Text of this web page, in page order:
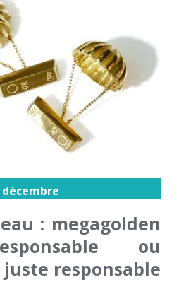
décembre
: megagolden
ou
responsable